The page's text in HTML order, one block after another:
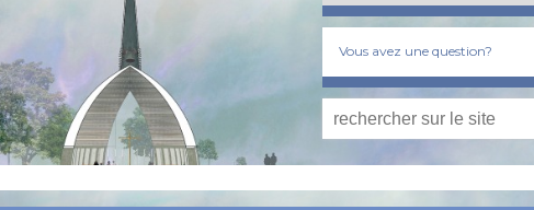
Vous avez une question?